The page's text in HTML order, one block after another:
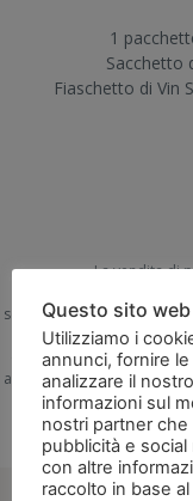
1
Sacchetto
Fiaschetto di Vin
La vendita di
settembre 2012 n° 158, la
pertanto l’utente
quest’ultimo applicabile.
alcolico, sarà
Questo sito
Utilizziamo i
annunci, fornire
analizzare il
informazioni sul
nostri partner
pubblicità e
con altre
raccolto in base